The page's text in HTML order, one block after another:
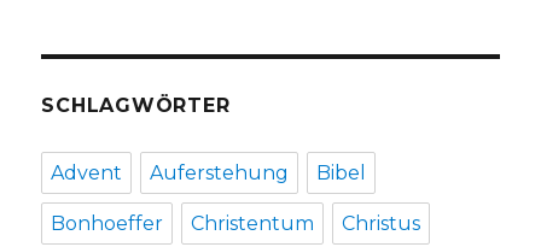
SCHLAGWÖRTER
Advent Auferstehung Bibel
Bonhoeffer Christentum Christus